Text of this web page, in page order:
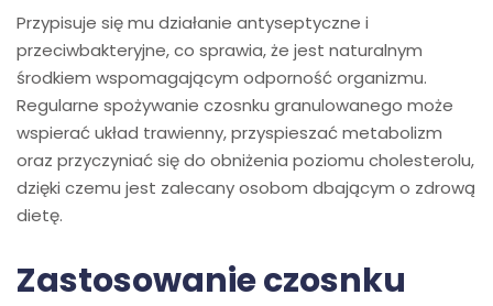
Przypisuje się mu działanie antyseptyczne i
przeciwbakteryjne, co sprawia, że jest naturalnym
środkiem wspomagającym odporność organizmu.
Regularne spożywanie czosnku granulowanego może
wspierać układ trawienny, przyspieszać metabolizm
oraz przyczyniać się do obniżenia poziomu cholesterolu,
dzięki czemu jest zalecany osobom dbającym o zdrową
dietę.
Zastosowanie czosnku